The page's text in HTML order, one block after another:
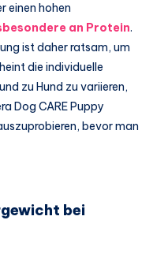
einen hohen
an Protein.
ist daher ratsam, um
die individuelle
zu Hund zu variieren,
Dog CARE Puppy
bevor man
bei